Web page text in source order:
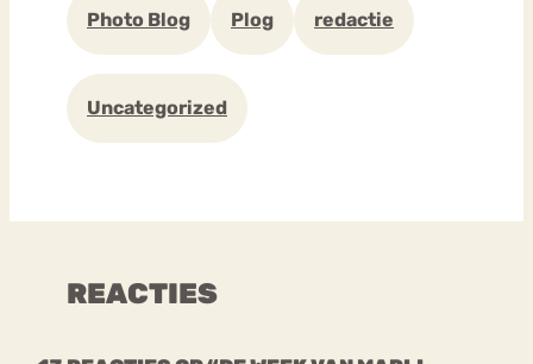
Photo Blog Plog redactie
Uncategorized
REACTIES